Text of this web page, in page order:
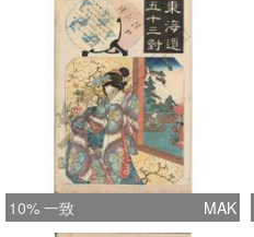
10% 一致 MAK